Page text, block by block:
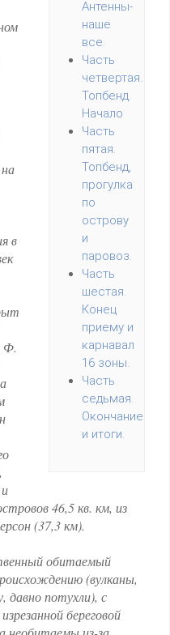
Антенны-
наше
все.
Часть
четвертая.
Топбенд.
Начало
Часть
пятая.
Топбенд,
прогулка
по
острову
и
паровоз.
Часть
шестая.
Конец
приему и
карнавал
16 зоны.
Часть
седьмая.
Окончание
и итоги.
в
Ф.
46,5 кв. км, из
(37,3 км).
обитаемый
(вулканы,
давно потухли), с
береговой